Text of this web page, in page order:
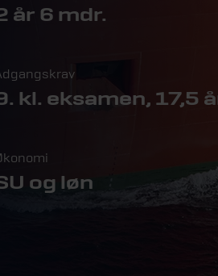
år 6 mdr.
kl. eksamen, 17,5
og løn